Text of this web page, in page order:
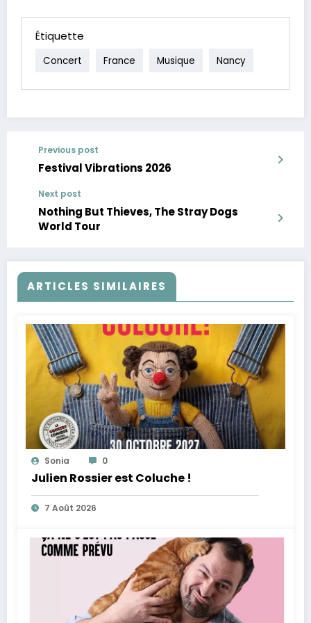
Étiquette
Concert France Musique Nancy
Previous post
Festival Vibrations 2026
Next post
Nothing But Thieves, The Stray Dogs
World Tour
ARTICLES SIMILAIRES
Sonia 0
Julien Rossier est Coluche !
7 Août 2026